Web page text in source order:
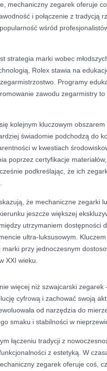
mechaniczny zegarek oferuje
i połączenie z tradycją
wśród
strategia marki wobec
Rolex stawia na
Programy
zawodu zegarmistry to
kolejnym kluczowym obszarem
świadomie podchodzą do
w kwestiach
poprzez certyfikacje
podkreślając, że ich
że mechaniczne zegarki
jeszcze większej
utrzymaniem dostępności
ultra-luksusowym.
przy jednoczesnym
XXI wieku.
więcej niż szwajcarski
cyfrową i zachować swoją
od narzędzia do
smaku i stabilności w
łączeniu tradycji z
z estetyką. W
zegarek oferuje coś,